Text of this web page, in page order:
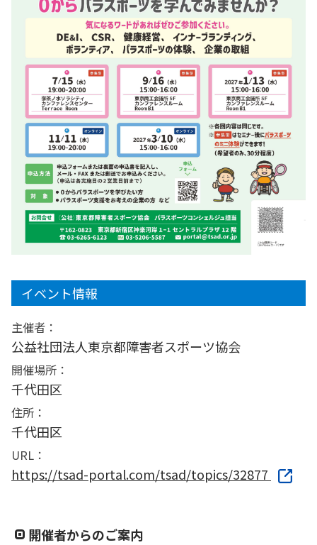
イベント情報
主催者：
公益社団法人東京都障害者スポーツ協会
開催場所：
千代田区
住所：
千代田区
URL：
https://tsad-portal.com/tsad/topics/32877
開催者からのご案内